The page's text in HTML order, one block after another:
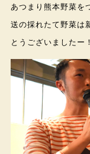
あつまり熊本野菜を
送の採れたて野菜は
とうございましたー！